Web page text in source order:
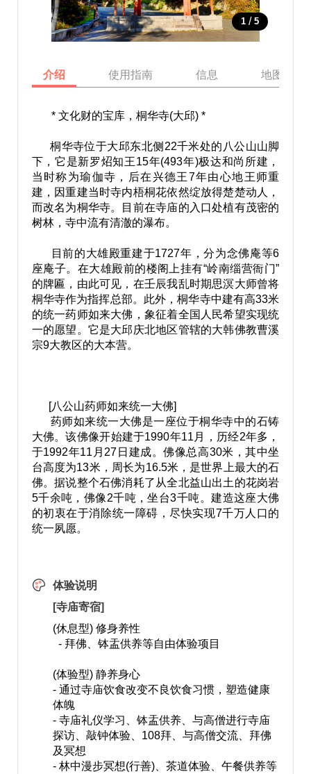
1 / 5
介绍 使用指南 信息 地图
* 文化财的宝库，桐华寺(大邱) *
桐华寺位于大邱东北侧22千米处的八公山山脚
下，它是新罗炤知王15年(493年)极达和尚所建，
当时称为瑜伽寺，后在兴德王7年由心地王师重
建，因重建当时寺内梧桐花依然绽放得楚楚动人，
而改名为桐华寺。目前在寺庙的入口处植有茂密的
树林，寺中流有清澈的瀑布。
目前的大雄殿重建于1727年，分为念佛庵等6
座庵子。在大雄殿前的楼阁上挂有“岭南缁营衙门”
的牌匾，由此可见，在壬辰我乱时期思溟大师曾将
桐华寺作为指挥总部。此外，桐华寺中建有高33米
的统一药师如来大佛，象征着全国人民希望实现统
一的愿望。它是大邱庆北地区管辖的大韩佛教曹溪
宗9大教区的大本营。
[八公山药师如来统一大佛]
药师如来统一大佛是一座位于桐华寺中的石铸
大佛。该佛像开始建于1990年11月，历经2年多，
于1992年11月27日建成。佛像总高30米，其中坐
台高度为13米，周长为16.5米，是世界上最大的石
佛。据说整个石佛消耗了从全北益山出土的花岗岩
5千余吨，佛像2千吨，坐台3千吨。建造这座大佛
的初衷在于消除统一障碍，尽快实现7千万人口的
统一夙愿。
体验说明
[寺庙寄宿]
(休息型) 修身养性
- 拜佛、钵盂供养等自由体验项目
(体验型) 静养身心
- 通过寺庙饮食改变不良饮食习惯，塑造健康
体魄
- 寺庙礼仪学习、钵盂供养、与高僧进行寺庙
探访、敲钟体验、108拜、与高僧交流、拜佛
及冥想
- 林中漫步冥想(行善)、茶道体验、午餐供养等